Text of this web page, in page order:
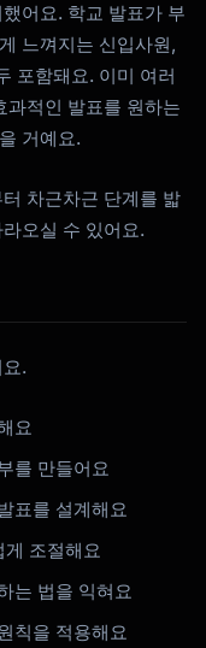
어요. 학교 발표가 부
느껴지는 신입사원,
포함돼요. 이미 여러
과적인 발표를 원하는
거예요.
차근차근 단계를 밟
오실 수 있어요.
.
요
를 만들어요
표를 설계해요
조절해요
는 법을 익혀요
칙을 적용해요